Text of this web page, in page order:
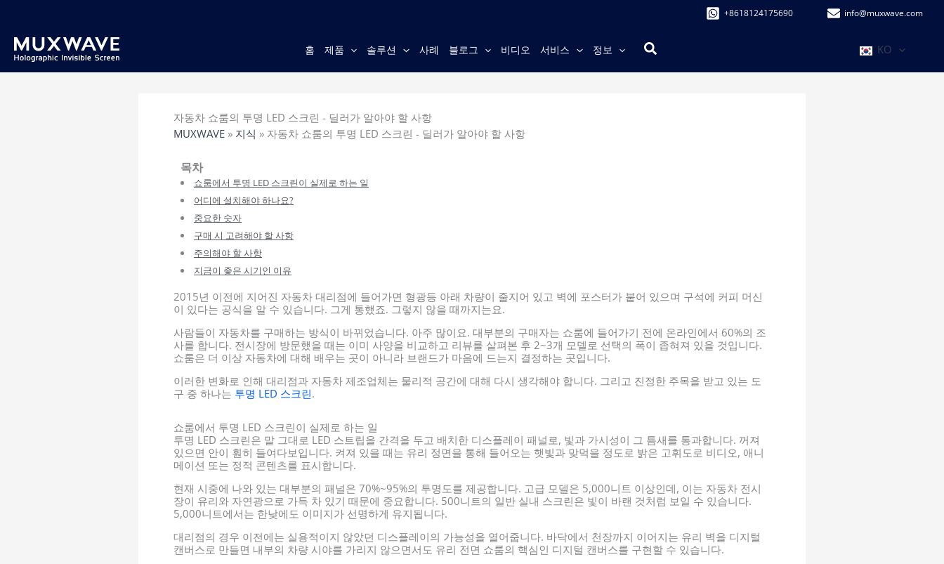
+8618124175690 info@muxwave.com
홈 제품 솔루션 사례 블로그 비디오 서비스 정보
검
색
KO
자동차 쇼룸의 투명 LED 스크린 - 딜러가 알아야 할 사항
MUXWAVE » 지식 » 자동차 쇼룸의 투명 LED 스크린 - 딜러가 알아야 할 사항
목차
쇼룸에서 투명 LED 스크린이 실제로 하는 일
어디에 설치해야 하나요?
중요한 숫자
구매 시 고려해야 할 사항
주의해야 할 사항
지금이 좋은 시기인 이유
2015년 이전에 지어진 자동차 대리점에 들어가면 형광등 아래 차량이 줄지어 있고 벽에 포스터가 붙어 있으며 구석에 커피 머신
이 있다는 공식을 알 수 있습니다. 그게 통했죠. 그렇지 않을 때까지는요.
사람들이 자동차를 구매하는 방식이 바뀌었습니다. 아주 많이요. 대부분의 구매자는 쇼룸에 들어가기 전에 온라인에서 60%의 조
사를 합니다. 전시장에 방문했을 때는 이미 사양을 비교하고 리뷰를 살펴본 후 2~3개 모델로 선택의 폭이 좁혀져 있을 것입니다.
쇼룸은 더 이상 자동차에 대해 배우는 곳이 아니라 브랜드가 마음에 드는지 결정하는 곳입니다.
이러한 변화로 인해 대리점과 자동차 제조업체는 물리적 공간에 대해 다시 생각해야 합니다. 그리고 진정한 주목을 받고 있는 도
구 중 하나는 투명 LED 스크린.
쇼룸에서 투명 LED 스크린이 실제로 하는 일
투명 LED 스크린은 말 그대로 LED 스트립을 간격을 두고 배치한 디스플레이 패널로, 빛과 가시성이 그 틈새를 통과합니다. 꺼져
있으면 안이 훤히 들여다보입니다. 켜져 있을 때는 유리 정면을 통해 들어오는 햇빛과 맞먹을 정도로 밝은 고휘도로 비디오, 애니
메이션 또는 정적 콘텐츠를 표시합니다.
현재 시중에 나와 있는 대부분의 패널은 70%~95%의 투명도를 제공합니다. 고급 모델은 5,000니트 이상인데, 이는 자동차 전시
장이 유리와 자연광으로 가득 차 있기 때문에 중요합니다. 500니트의 일반 실내 스크린은 빛이 바랜 것처럼 보일 수 있습니다.
5,000니트에서는 한낮에도 이미지가 선명하게 유지됩니다.
대리점의 경우 이전에는 실용적이지 않았던 디스플레이의 가능성을 열어줍니다. 바닥에서 천장까지 이어지는 유리 벽을 디지털
캔버스로 만들면 내부의 차량 시야를 가리지 않으면서도 유리 전면 쇼룸의 핵심인 디지털 캔버스를 구현할 수 있습니다.